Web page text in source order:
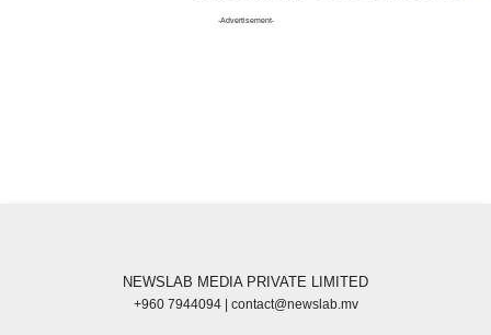
-Advertisement-
NEWSLAB MEDIA PRIVATE LIMITED
+960 7944094 | contact@newslab.mv